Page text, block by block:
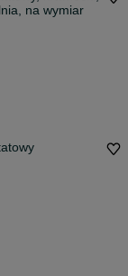
na wymiar